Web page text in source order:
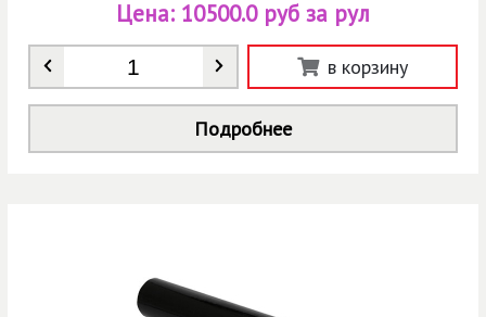
Количество
Цена: 10500.0 руб за рул
в корзину
Подробнее